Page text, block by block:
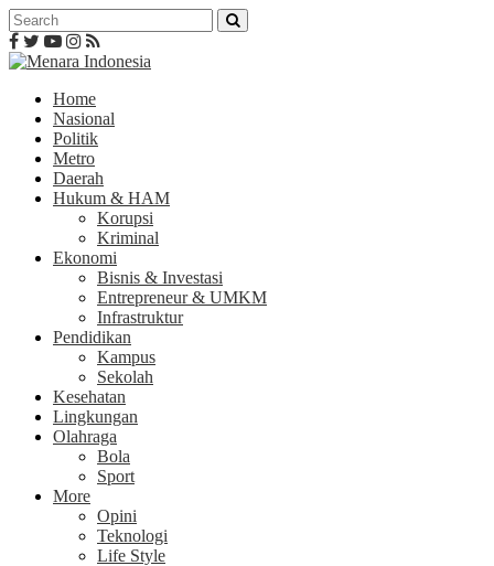
Home
Nasional
Politik
Metro
Daerah
Hukum & HAM
Korupsi
Kriminal
Ekonomi
Bisnis & Investasi
Entrepreneur & UMKM
Infrastruktur
Pendidikan
Kampus
Sekolah
Kesehatan
Lingkungan
Olahraga
Bola
Sport
More
Opini
Teknologi
Life Style